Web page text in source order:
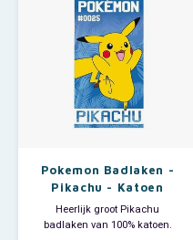
Pokemon Badlaken -
Pikachu - Katoen
Heerlijk groot Pikachu
badlaken van 100% katoen.